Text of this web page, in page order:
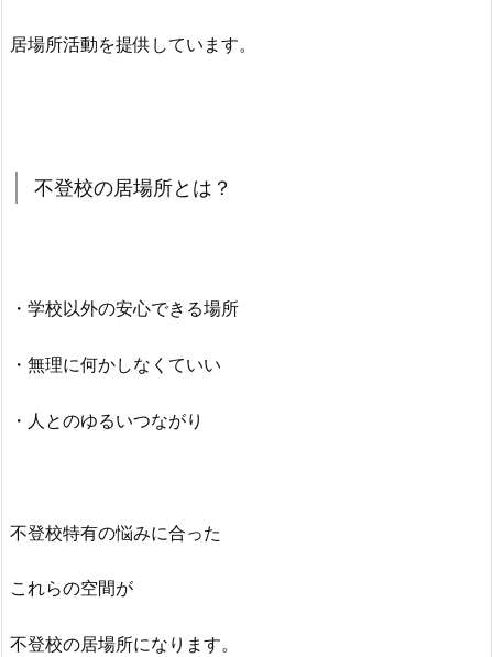
居場所活動を提供しています。
不登校の居場所とは？
・学校以外の安心できる場所
・無理に何かしなくていい
・人とのゆるいつながり
不登校特有の悩みに合った
これらの空間が
不登校の居場所になります。